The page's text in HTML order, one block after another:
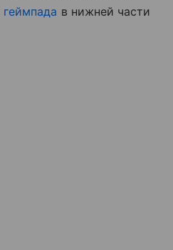
геймпада в нижней части